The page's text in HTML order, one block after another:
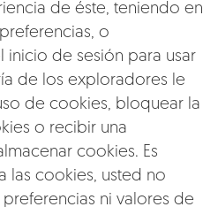
de éste, teniendo en
o
inicio de sesión para usar
de los exploradores le
de cookies, bloquear la
o recibir una
cookies. Es
las cookies, usted no
ni valores de